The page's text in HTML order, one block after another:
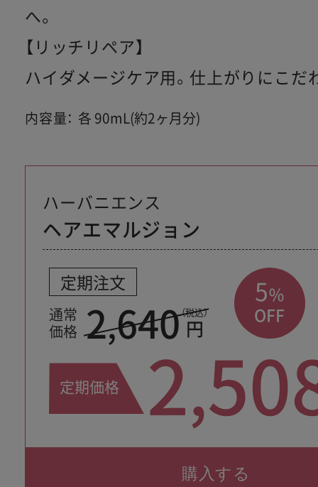
へ。
【リッチリペア】
ハイダメージケア用。仕上がりにこだ
内容量： 各 90mL(約2ヶ月分)
ハーバニエンス
ヘアエマルジョン
定期注文
通常
価格 2,640円
（税込）
定期価格 2,
5％
OFF
購入する